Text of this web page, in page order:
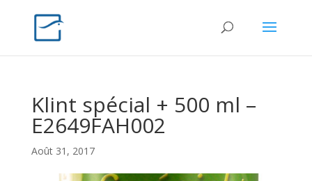
Klint spécial + 500 ml –
E2649FAH002
Août 31, 2017